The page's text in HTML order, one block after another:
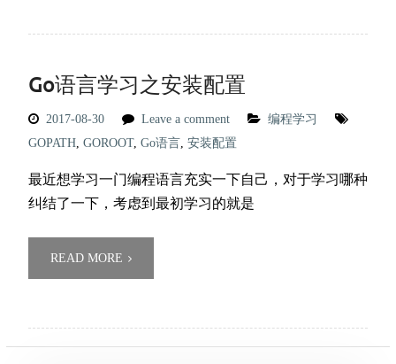
Go语言学习之安装配置
2017-08-30 Leave a comment
编程学习
GOPATH, GOROOT, Go语言, 安装配置
最近想学习一门编程语言充实一下自己，对于学习哪种
纠结了一下，考虑到最初学习的就是
READ MORE